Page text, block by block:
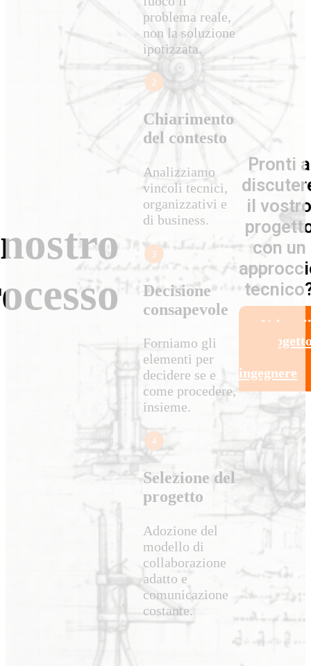
problema reale,
non la soluzione
ipotizzata.
Chiarimento
del contesto
Analizziamo
vincoli tecnici,
organizzativi e
di business.
Decisione
consapevole
Forniamo gli
elementi per
decidere se e
come procedere,
insieme.
Selezione del
progetto
Adozione del
modello di
collaborazione
adatto e
comunicazione
costante.
Pronti a
il vostro
con un
Valuta il
tuo
ingegnere